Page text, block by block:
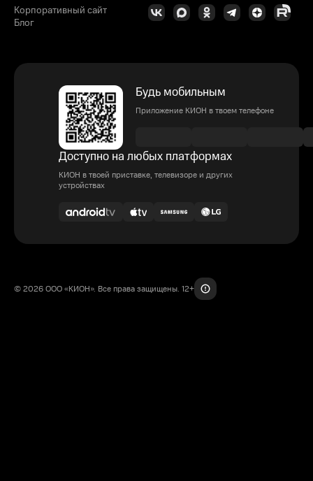
Корпоративный сайт
Блог
Будь мобильным
Приложение КИОН в твоем телефоне
Доступно на любых платформах
КИОН в твоей приставке, телевизоре и других
устройствах
© 2026 ООО «КИОН». Все права защищены. 12+